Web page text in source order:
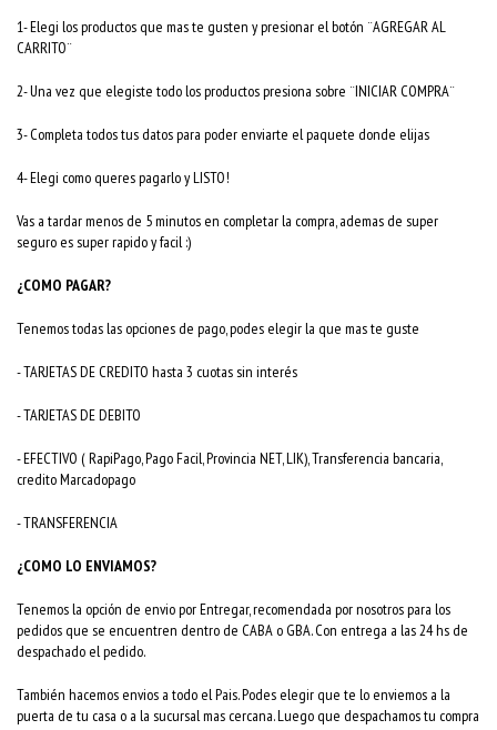
1- Elegi los productos que mas te gusten y presionar el botón ¨AGREGAR AL
CARRITO¨
2- Una vez que elegiste todo los productos presiona sobre ¨INICIAR COMPRA¨
3- Completa todos tus datos para poder enviarte el paquete donde elijas
4- Elegi como queres pagarlo y LISTO!
Vas a tardar menos de 5 minutos en completar la compra, ademas de super
seguro es super rapido y facil :)
¿COMO PAGAR?
Tenemos todas las opciones de pago, podes elegir la que mas te guste
- TARJETAS DE CREDITO hasta 3 cuotas sin interés
- TARJETAS DE DEBITO
- EFECTIVO ( RapiPago, Pago Facil, Provincia NET, LIK), Transferencia bancaria,
credito Marcadopago
- TRANSFERENCIA
¿COMO LO ENVIAMOS?
Tenemos la opción de envio por Entregar, recomendada por nosotros para los
pedidos que se encuentren dentro de CABA o GBA. Con entrega a las 24 hs de
despachado el pedido.
También hacemos envios a todo el Pais. Podes elegir que te lo enviemos a la
puerta de tu casa o a la sucursal mas cercana. Luego que despachamos tu compra